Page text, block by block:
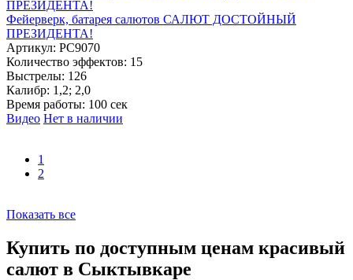
Фейерверк, батарея салютов САЛЮТ ДОСТОЙНЫЙ
ПРЕЗИДЕНТА!
Артикул: РС9070
Количество эффектов: 15
Выстрелы: 126
Калибр: 1,2; 2,0
Время работы: 100 сек
Видео Нет в наличии
1
2
Показать все
Купить по доступным ценам красивый
салют в Сыктывкаре